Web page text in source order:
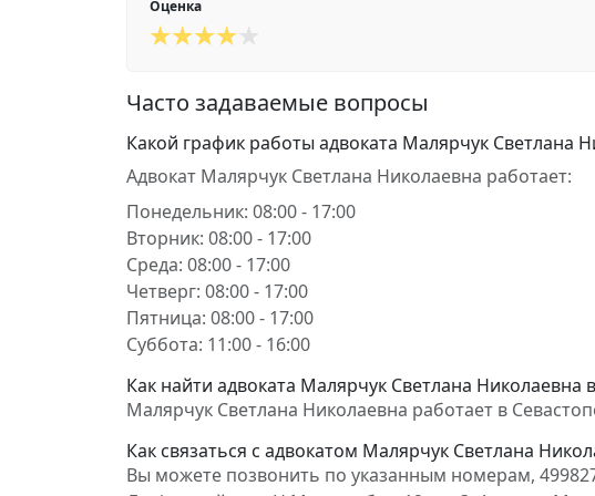
Оценка
Часто задаваемые вопросы
Какой график работы адвоката Малярчук Светлана
Адвокат Малярчук Светлана Николаевна работает:
Понедельник: 08:00 - 17:00
Вторник: 08:00 - 17:00
Среда: 08:00 - 17:00
Четверг: 08:00 - 17:00
Пятница: 08:00 - 17:00
Суббота: 11:00 - 16:00
Как найти адвоката Малярчук Светлана Николаевна
Малярчук Светлана Николаевна работает в
Как связаться с адвокатом Малярчук Светлана
Вы можете позвонить по указанным номерам,